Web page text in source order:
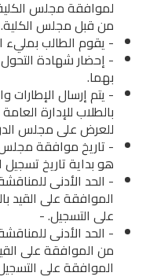
لموافقة مجلس
من قبل مجلس الكلية.
- يقوم الطالب بمليء
- إحضار شهادة
بهما.
- يتم إرسال الإطارات
بالطلاب للإدارة
للعرض على مجلس
- تاريخ موافقة مجلس
هو بداية تاريخ تسجيل
- الحد الأدنى
الموافقة على القيد
على التسجيل. -
- الحد الأدنى
من الموافقة على
الموافقة على